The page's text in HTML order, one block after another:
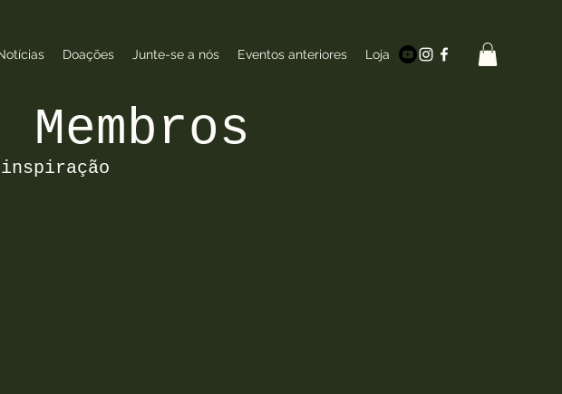
Doações Junte-se a nós Eventos anteriores Loja
inspiração